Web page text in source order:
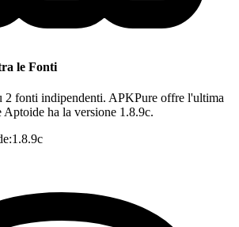
le Fonti
2 fonti indipendenti. APKPure offre l'ultima
Aptoide ha la versione 1.8.9c.
:1.8.9c